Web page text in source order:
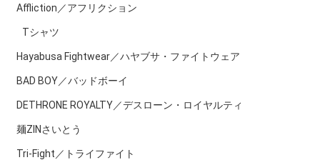
Affliction／アフリクション
Tシャツ
Hayabusa Fightwear／ハヤブサ・ファイトウェア
BAD BOY／バッドボーイ
DETHRONE ROYALTY／デスローン・ロイヤルティ
麺ZINさいとう
Tri-Fight／トライファイト